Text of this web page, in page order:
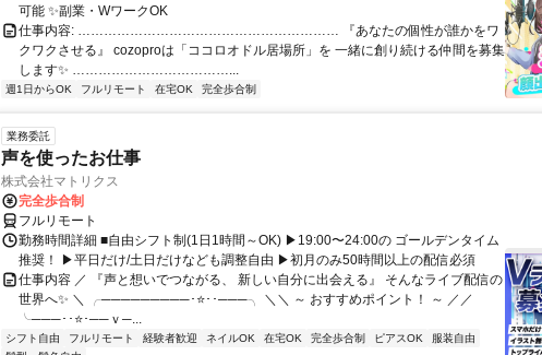
可能 ✨副業・WワークOK
仕事内容: …………………………………………………… 『あなたの個性が誰かをワ
クワクさせる』 cozoproは「ココロオドル居場所」を 一緒に創り続ける仲間を募集
します✨ ………………………………...
週1日からOK フルリモート 在宅OK 完全歩合制
業務委託
声を使ったお仕事
株式会社マトリクス
完全歩合制
フルリモート
勤務時間詳細 ■自由シフト制(1日1時間～OK) ▶19:00〜24:00の ゴールデンタイム
推奨！ ▶平日だけ/土日だけなども調整自由 ▶初月のみ50時間以上の配信必須
仕事内容 ／ 『声と想いでつながる、 新しい自分に出会える』 そんなライブ配信の
世界へ✨ ＼ ╭─────────･⭐･･───╮ ＼＼ ～ おすすめポイント！ ～ ／／
╰───･･⭐･──ｖ─...
シフト自由 フルリモート 経験者歓迎 ネイルOK 在宅OK 完全歩合制 ピアスOK
服装自由